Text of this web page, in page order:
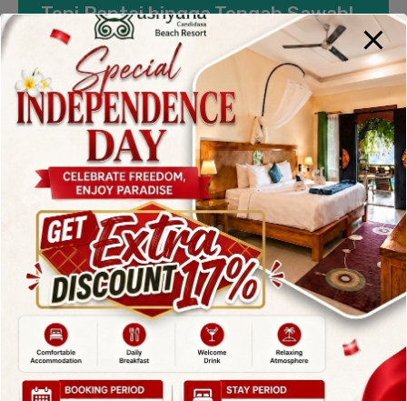
Tepi Pantai hingga Tengah Sawah!
adminPosted in Blog June 23, 2025
Pulau Bali adalah destinasi impian banyak
wisatawan dari seluruh dunia. Tak hanya terkenal
karena pantainya yang indah, pegunungan yang
menenangkan, dan budaya yang kaya, Bali juga
menawarkan pengalaman menginap yang luar biasa.
Dari hotel tepi pantai yang memanjakan mata
hingga resort di tengah sawah yang menyegarkan
pikiran, Bali punya semuanya. Dalam artikel ini, kami
sajikan…
Read More